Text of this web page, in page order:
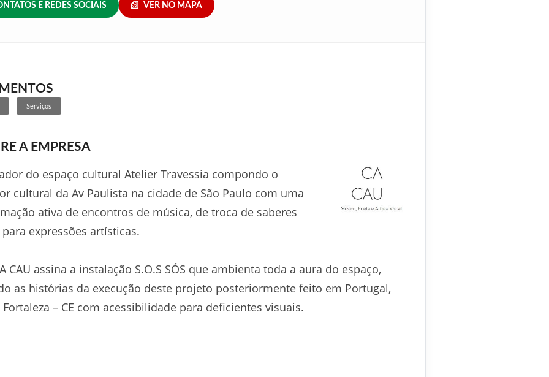
E REDES SOCIAIS VER NO MAPA
Serviços
A EMPRESA
do espaço cultural Atelier Travessia compondo o
cultural da Av Paulista na cidade de São Paulo com uma
ativa de encontros de música, de troca de saberes
expressões artísticas.
CAU assina a instalação S.O.S SÓS que ambienta toda a aura do espaço,
as histórias da execução deste projeto posteriormente feito em Portugal,
– CE com acessibilidade para deficientes visuais.